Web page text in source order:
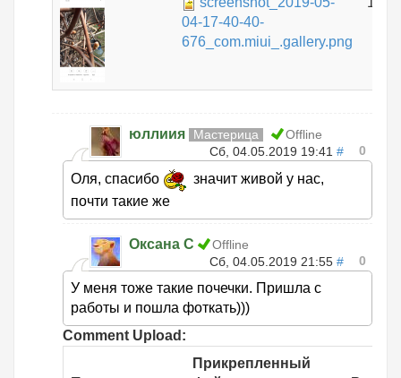
04-17-40-40-
676_com.miui_.gallery.png
юллиия Мастерица
Offline
Сб, 04.05.2019 19:41 # 0
Оля, спасибо
значит живой у нас,
почти такие же
Оксана С
Offline
Сб, 04.05.2019 21:55 # 0
У меня тоже такие почечки. Пришла с
работы и пошла фоткать)))
Comment Upload:
Прикрепленный